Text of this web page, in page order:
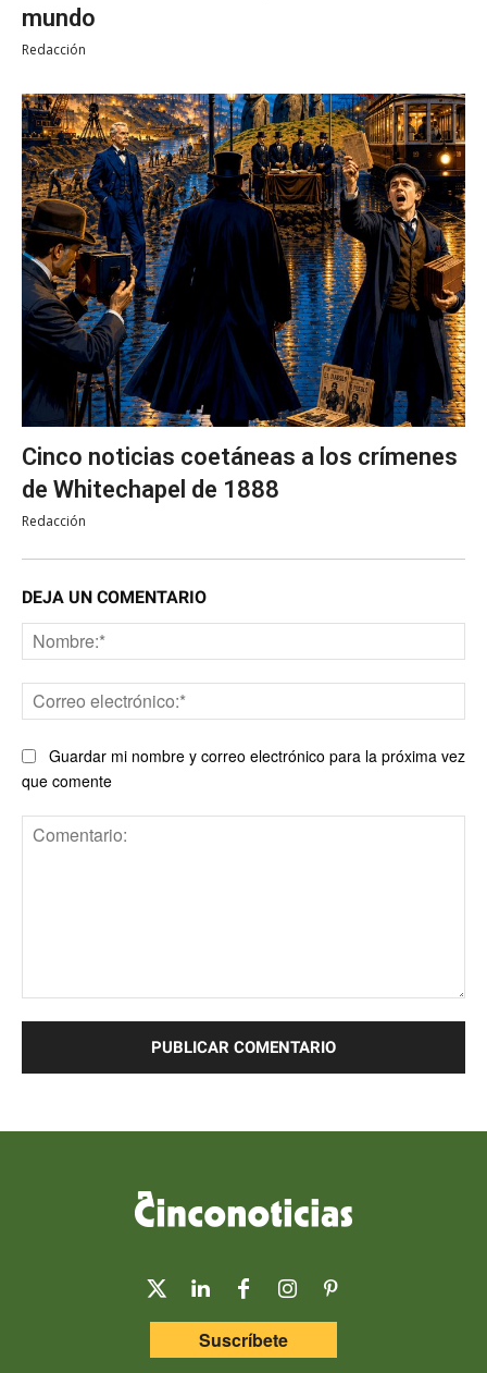
mundo
Redacción
Cinco noticias coetáneas a los crímenes
de Whitechapel de 1888
Redacción
DEJA UN COMENTARIO
Guardar mi nombre y correo electrónico para la próxima vez
que comente
Suscríbete